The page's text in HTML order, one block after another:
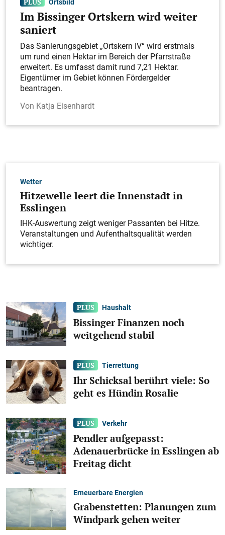
Im Bissinger Ortskern wird weiter
saniert
Das Sanierungsgebiet „Ortskern IV“ wird erstmals
um rund einen Hektar im Bereich der Pfarrstraße
erweitert. Es umfasst damit rund 7,21 Hektar.
Eigentümer im Gebiet können Fördergelder
beantragen.
Katja Eisenhardt
Wetter
Hitzewelle leert die Innenstadt in
Esslingen
IHK-Auswertung zeigt weniger Passanten bei Hitze.
Veran­staltungen und Aufenthaltsqualität werden
wichtiger.
Haushalt
Bissinger Finanzen noch
weitgehend stabil
Tierrettung
Ihr Schicksal berührt viele: So
geht es Hündin Rosalie
Verkehr
Pendler aufgepasst:
Adenauerbrücke in Esslingen ab
Freitag dicht
Erneuerbare Energien
Grabenstetten: Planungen zum
Windpark gehen weiter